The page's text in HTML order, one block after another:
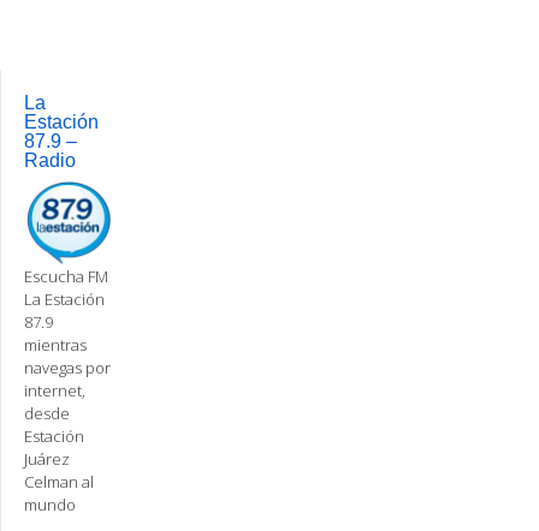
La
Estación
87.9 –
Radio
Escucha FM
La Estación
87.9
mientras
navegas por
internet,
desde
Estación
Juárez
Celman al
mundo